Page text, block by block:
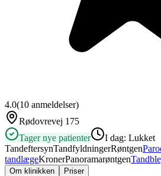
4.0(10 anmeldelser)
Rødovrevej 175
Tager nye patienter
I dag: Lukket
TandeftersynTandfyldningerRøntgen
tandlægeKronerPanoramarøntgen
Om klinikken Priser